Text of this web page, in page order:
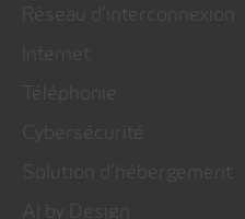
Réseau d’interconnexion
Internet
Téléphonie
Cybersécurité
Solution d’hébergement
AI by Design